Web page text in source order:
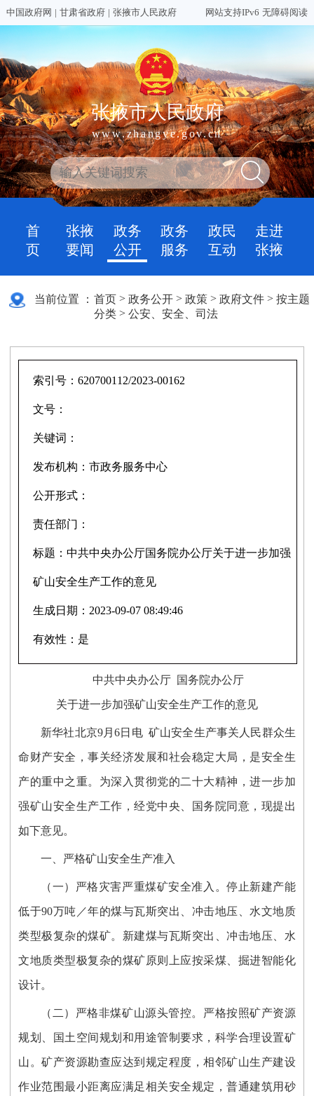
中国政府网 | 甘肃省政府 | 张掖市人民政府 网站支持IPv6 无障碍阅读
张掖市人民政府
www.zhangye.gov.cn
首
页
张掖
要闻
政务
公开
政务
服务
政民
互动
走进
张掖
当前位置 ： 首页 >政务公开 >政策 >政府文件 >按主题
分类 >公安、安全、司法
索引号：620700112/2023-00162
文号：
关键词：
发布机构：市政务服务中心
公开形式：
责任部门：
标题：中共中央办公厅国务院办公厅关于进一步加强
矿山安全生产工作的意见
生成日期： 2023-09-07 08:49:46
有效性： 是
中共中央办公厅 国务院办公厅
关于进一步加强矿山安全生产工作的意见
新华社北京9月6日电 矿山安全生产事关人民群众生
命财产安全，事关经济发展和社会稳定大局，是安全生
产的重中之重。为深入贯彻党的二十大精神，进一步加
强矿山安全生产工作，经党中央、国务院同意，现提出
如下意见。
一、严格矿山安全生产准入
（一）严格灾害严重煤矿安全准入。停止新建产能
低于90万吨／年的煤与瓦斯突出、冲击地压、水文地质
类型极复杂的煤矿。新建煤与瓦斯突出、冲击地压、水
文地质类型极复杂的煤矿原则上应按采煤、掘进智能化
设计。
（二）严格非煤矿山源头管控。严格按照矿产资源
规划、国土空间规划和用途管制要求，科学合理设置矿
山。矿产资源勘查应达到规定程度，相邻矿山生产建设
作业范围最小距离应满足相关安全规定，普通建筑用砂